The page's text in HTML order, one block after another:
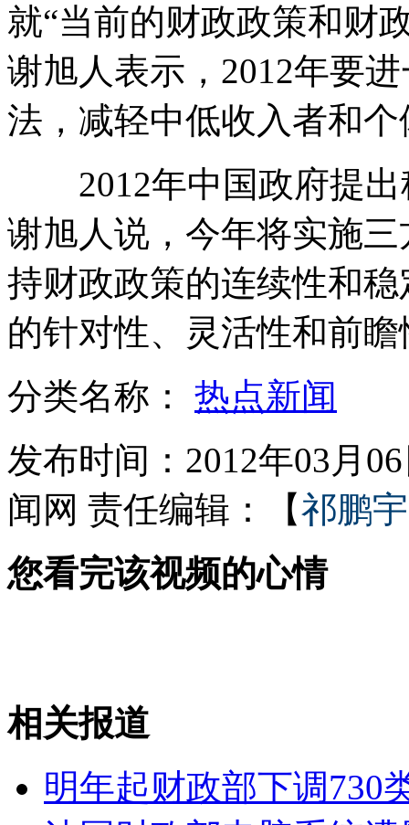
触目惊心凤爪加工窝点
温家宝：这些年 过得不易
女子买旧收音机里发现三万存单
温家宝：不到最后一刻 绝不松套
女孩北京地铁殴打老人 痛下狠手拳打脚踢
无痛分娩是否安全 医生回应
外交部：反对强权政治霸凌主义
安徽一实载49人客车翻车
就“当前的财政政策和财
谢旭人表示，2012年要
法，减轻中低收入者和
2012年中国政府提出
谢旭人说，今年将实施
持财政政策的连续性和
的针对性、灵活性和前瞻
分类名称： 热点新闻
发布时间：2012年03月
闻网 责任编辑：【祁鹏宇
您看完该视频的心情
相关报道
明年起财政部下调730